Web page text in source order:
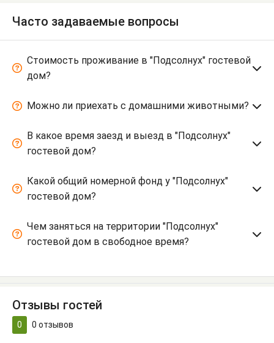
Часто задаваемые вопросы
Стоимость проживание в "Подсолнух" гостевой
дом?
Можно ли приехать с домашними животными?
В какое время заезд и выезд в "Подсолнух"
гостевой дом?
Какой общий номерной фонд у "Подсолнух"
гостевой дом?
Чем заняться на территории "Подсолнух"
гостевой дом в свободное время?
Отзывы гостей
0 0 отзывов